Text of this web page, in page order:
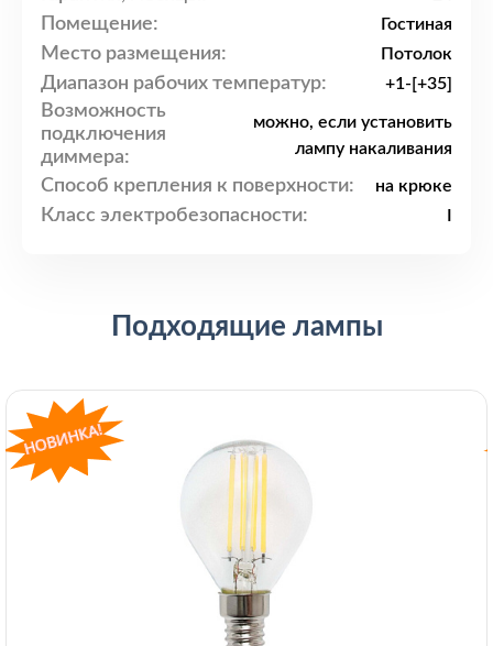
Помещение: Гостиная
Место размещения: Потолок
Диапазон рабочих температур: +1-[+35]
Возможность
подключения
диммера:
можно, если установить
лампу накаливания
Способ крепления к поверхности: на крюке
Класс электробезопасности:
Подходящие лампы